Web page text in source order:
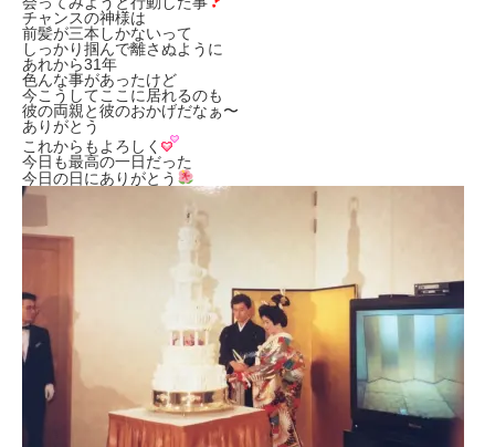
チャンスの神様は
前髪が三本しかないって
しっかり掴んで離さぬように
あれから31年
色んな事があったけど
今こうしてここに居れるのも
彼の両親と彼のおかげだなぁ〜
ありがとう
これからもよろしく
今日も最高の一日だった
今日の日にありがとう